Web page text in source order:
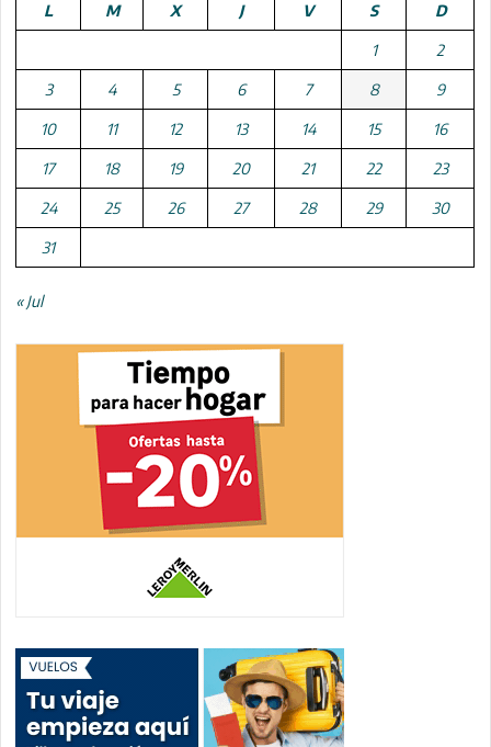
L
M X J V S D
1 2
3 4 5 6 7 8 9
10 11 12 13 14 15 16
17 18 19 20 21 22 23
24 25 26 27 28 29 30
31
« Jul